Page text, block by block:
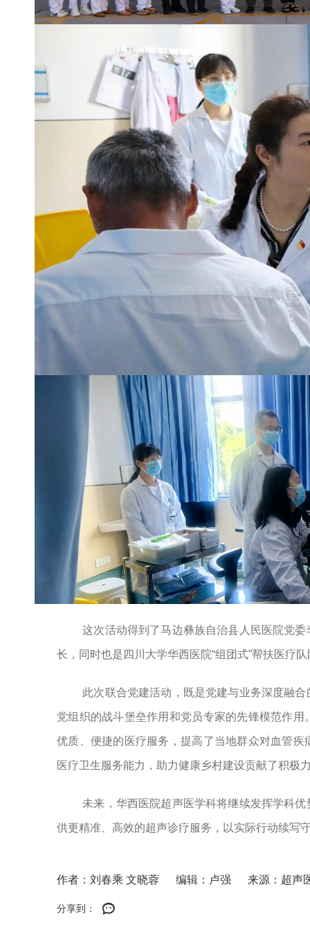
这次活动得到了马边彝族自治县人民医院党
长，同时也是四川大学华西医院“组团式”帮扶医疗
此次联合党建活动，既是党建与业务深度融
党组织的战斗堡垒作用和党员专家的先锋模范作
优质、便捷的医疗服务，提高了当地群众对血管
医疗卫生服务能力，助力健康乡村建设贡献了积极
未来，华西医院超声医学科将继续发挥学科
供更精准、高效的超声诊疗服务，以实际行动续写
作者：刘春乘 文晓蓉 编辑：卢强 来源：超声
分享到：